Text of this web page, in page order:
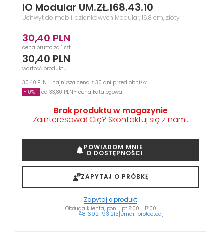
IO Modular UM.ZŁ.168.43.10
Uchwyt do mebli łazienkowych Modular, 16,8 cm, złoty
30,40 PLN
cena brutto za 1 szt.
30,40 PLN
wartość produktu
30,40 PLN - najniższa cena z 30 dni przed obniżką
-10%
od 33,80 PLN - cena katalogowa
Brak produktu w magazynie
Zainteresował Cię? Skontaktuj się z nami.
POWIADOM MNIE
O DOSTĘPNOŚCI
ZAPYTAJ O PRÓBKĘ
Zapytaj o produkt
Obsługa klienta, pon - pt 8:00 - 17:00
+48 692 193 213[email protected]